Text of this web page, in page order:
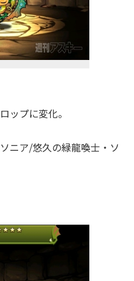
ップに変化。
ニア/悠久の緑龍喚士・ソ